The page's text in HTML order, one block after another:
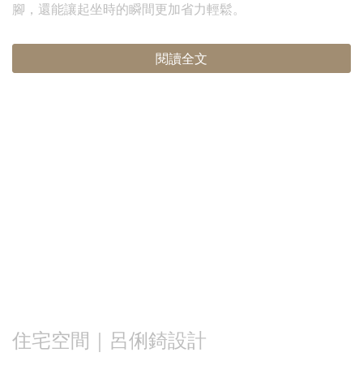
腳，還能讓起坐時的瞬間更加省力輕鬆。
閱讀全文
住宅空間｜呂俐錡設計